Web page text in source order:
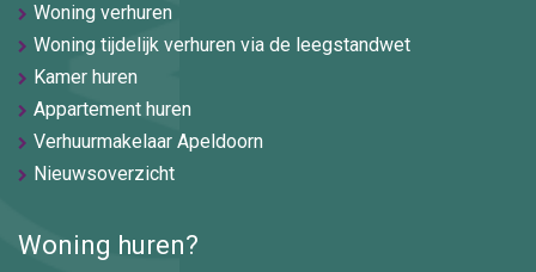
Woning verhuren
Woning tijdelijk verhuren via de leegstandwet
Kamer huren
Appartement huren
Verhuurmakelaar Apeldoorn
Nieuwsoverzicht
Woning huren?